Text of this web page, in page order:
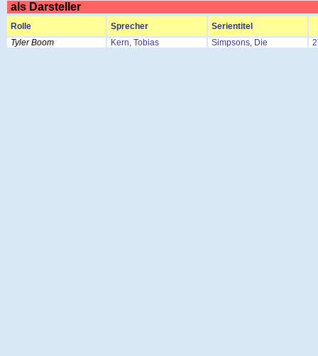
als Darsteller
Rolle Sprecher
Serientitel
Tyler Boom
Kern, Tobias Simpsons, Die